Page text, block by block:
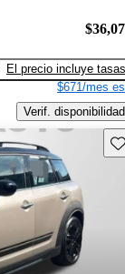
El precio incluye tasas
$671/mes
Verif. disponibilidad